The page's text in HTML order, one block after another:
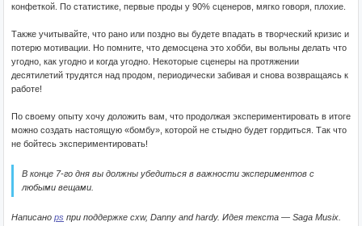
конфеткой. По статистике, первые проды у 90% сценеров, мягко говоря, плохие.
Также учитывайте, что рано или поздно вы будете впадать в творческий кризис и
потерю мотивации. Но помните, что демосцена это хобби, вы вольны делать что
угодно, как угодно и когда угодно. Некоторые сценеры на протяжении
десятилетий трудятся над продом, периодически забивая и снова возвращаясь к
работе!
По своему опыту хочу доложить вам, что продолжая экспериментировать в итоге
можно создать настоящую «бомбу», которой не стыдно будет гордиться. Так что
не бойтесь экспериментировать!
В конце 7-го дня вы должны убедиться в важности экспериментов с
любыми вещами.
Написано ps при поддержке cxw, Danny and hardy. Идея текста — Saga Musix.